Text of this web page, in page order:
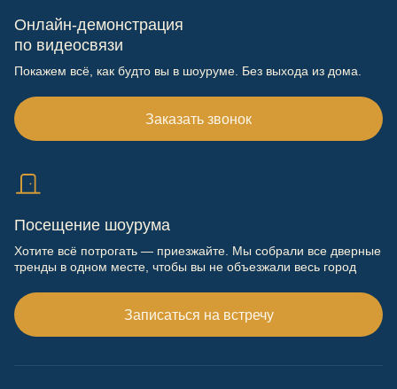
Онлайн-демонстрация
по видеосвязи
Покажем всё, как будто вы в шоуруме. Без выхода из дома.
Заказать звонок
Посещение шоурума
Хотите всё потрогать — приезжайте. Мы собрали все дверные
тренды в одном месте, чтобы вы не объезжали весь город
Записаться на встречу